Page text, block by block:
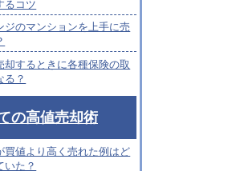
るコツ
ジのマンションを上手に売
却するときに各種保険の取
る？
の高値売却術
買値より高く売れた例はど
いた？